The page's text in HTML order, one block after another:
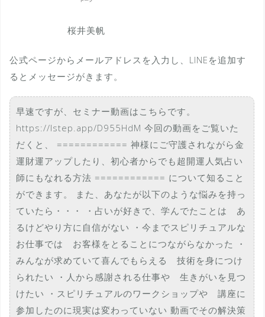
桜井美帆
公式ページからメールアドレスを入力し、LINEを追加す
るとメッセージがきます。
早速ですが、セミナー動画はこちらです。
https://lstep.app/D955HdM 今回の動画をご覧いた
だくと、 ============ 神様にご守護されながら金
運財運アップしたり、初心者からでも超開運人気占い
師にもなれる方法 ============ について知ること
ができます。 また、あなたが以下のような悩みを持っ
ていたら・・・ ・占いが好きで、学んでたことは あ
るけどやり方に自信がない ・今までスピリチュアルな
お仕事では お客様をとることにつながらなかった ・
みんなが求めていて喜んでもらえる 技術を身につけ
られたい ・人から感謝される仕事や 生きがいを見つ
けたい ・スピリチュアルのワークショップや 講座に
参加したのに現実は変わっていない 動画でその解決策